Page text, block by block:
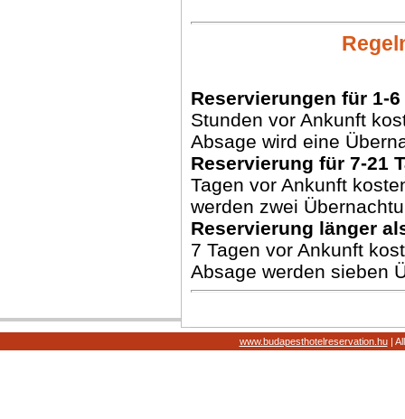
Reservierungen für 1-6
Stunden vor Ankunft
Absage wird eine
Reservierung für 7-21
Tagen vor Ankunft
werden zwei
Reservierung länger
7 Tagen vor Ankunft
Absage werden sieben
www.budapesthotelreservation.hu|